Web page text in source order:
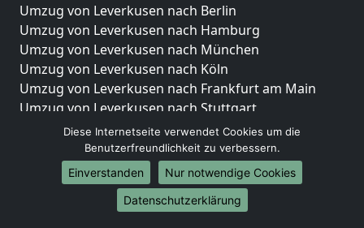
Umzug von Leverkusen nach Berlin
Umzug von Leverkusen nach Hamburg
Umzug von Leverkusen nach München
Umzug von Leverkusen nach Köln
Umzug von Leverkusen nach Frankfurt am Main
Umzug von Leverkusen nach Stuttgart
Umzug von Leverkusen nach Düsseldorf
Umzug von Leverkusen nach Leipzig
Umzug von Leverkusen nach Dortmund
Umzug von Leverkusen nach Essen
Umzug von Leverkusen nach Bremen
Diese Internetseite verwendet Cookies um die
Benutzerfreundlichkeit zu verbessern.
Einverstanden
Nur notwendige Cookies
Datenschutzerklärung